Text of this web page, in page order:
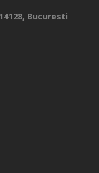
Bucuresti